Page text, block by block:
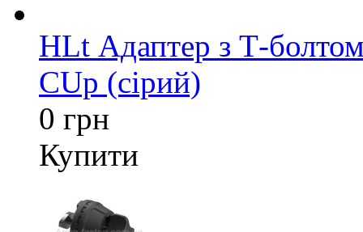
HLt Адаптер з Т-
CUp (сірий)
0 грн
Купити